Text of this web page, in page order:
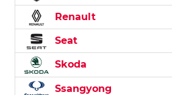
Renault
Seat
Skoda
Ssangyong